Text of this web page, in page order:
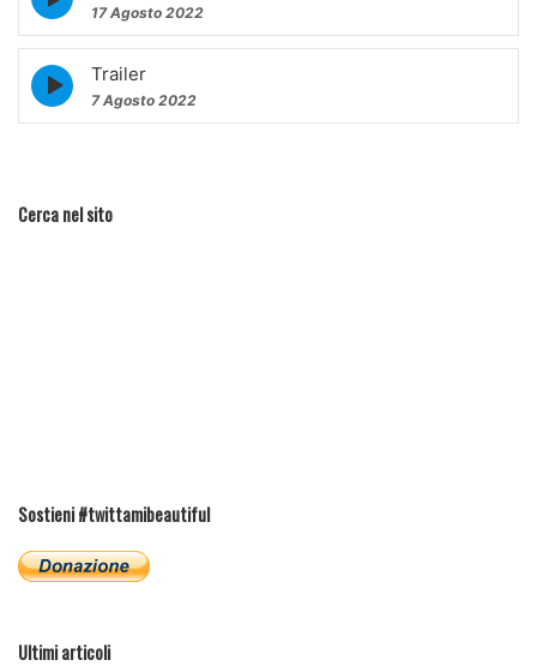
play
icon
17 Agosto 2022
Episode
play
icon
Trailer
7 Agosto 2022
Cerca nel sito
Sostieni #twittamibeautiful
Ultimi articoli